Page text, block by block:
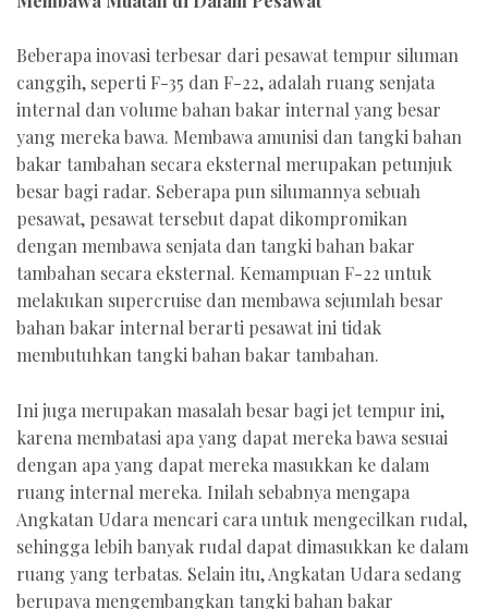
Beberapa inovasi terbesar dari pesawat tempur siluman
canggih, seperti F-35 dan F-22, adalah ruang senjata
internal dan volume bahan bakar internal yang besar
yang mereka bawa. Membawa amunisi dan tangki bahan
bakar tambahan secara eksternal merupakan petunjuk
besar bagi radar. Seberapa pun silumannya sebuah
pesawat, pesawat tersebut dapat dikompromikan
dengan membawa senjata dan tangki bahan bakar
tambahan secara eksternal. Kemampuan F-22 untuk
melakukan supercruise dan membawa sejumlah besar
bahan bakar internal berarti pesawat ini tidak
membutuhkan tangki bahan bakar tambahan.
Ini juga merupakan masalah besar bagi jet tempur ini,
karena membatasi apa yang dapat mereka bawa sesuai
dengan apa yang dapat mereka masukkan ke dalam
ruang internal mereka. Inilah sebabnya mengapa
Angkatan Udara mencari cara untuk mengecilkan rudal,
sehingga lebih banyak rudal dapat dimasukkan ke dalam
ruang yang terbatas. Selain itu, Angkatan Udara sedang
berupaya mengembangkan tangki bahan bakar